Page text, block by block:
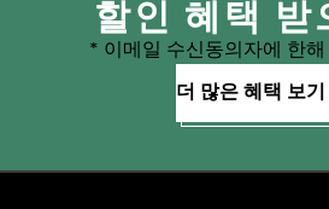
할인 혜택 받
* 이메일 수신동의자에 한
더 많은 혜택 보기